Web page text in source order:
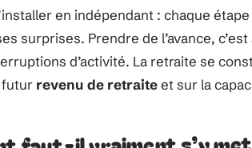
en indépendant : chaque
surprises. Prendre de l’avance,
d’activité. La retraite se
futur revenu de retraiteet sur la